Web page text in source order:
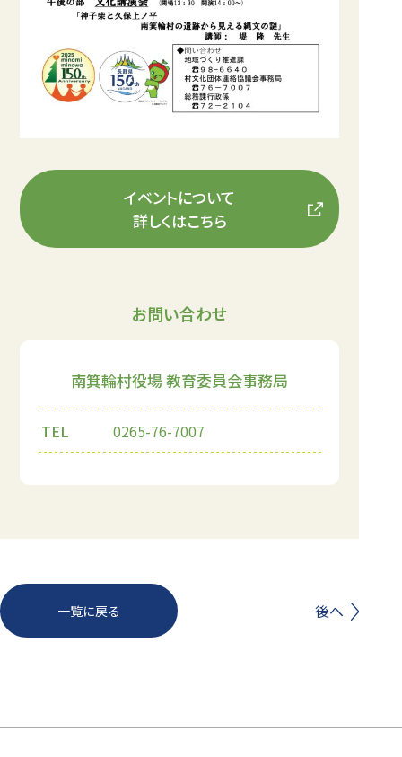
イベントについて
詳しくはこちら
お問い合わせ
南箕輪村役場 教育委員会事務局
TEL 0265-76-7007
一覧に戻る 後へ